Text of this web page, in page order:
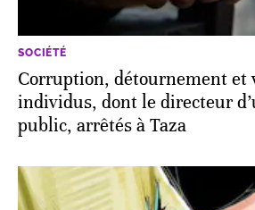
SOCIÉTÉ
Corruption, détournement et
individus, dont le directeur
public, arrêtés à Taza